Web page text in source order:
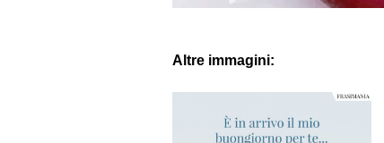
Altre immagini: